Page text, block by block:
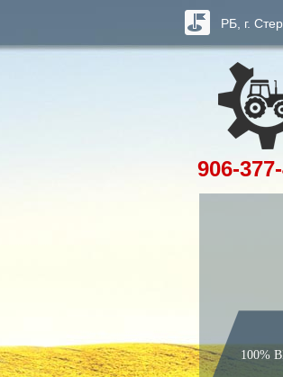
100%
РБ, г.
906-